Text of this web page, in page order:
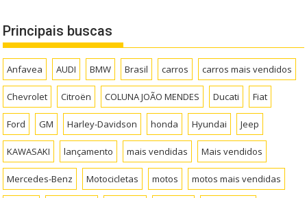
Principais buscas
Anfavea AUDI BMW Brasil carros carros mais vendidos
Chevrolet Citroën COLUNA JOÃO MENDES Ducati Fiat
Ford GM Harley-Davidson honda Hyundai Jeep
KAWASAKI lançamento mais vendidas Mais vendidos
Mercedes-Benz Motocicletas motos motos mais vendidas